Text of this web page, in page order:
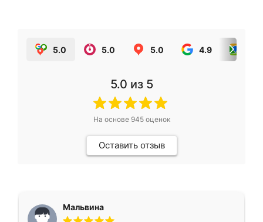
5.0 5.0 5.0 4.9
5.0 из 5
На основе 945оценок
Оставить отзыв
Мальвина